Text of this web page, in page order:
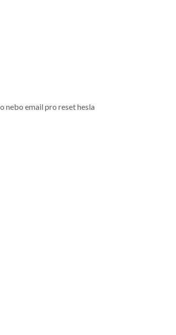
nebo email pro reset hesla